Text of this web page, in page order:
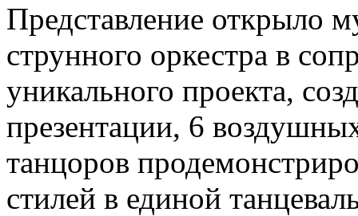
Представление открыло
струнного оркестра в
уникального проекта,
презентации, 6
танцоров
стилей в единой